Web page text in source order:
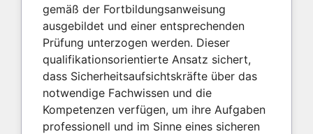
gemäß der Fortbildungsanweisung
ausgebildet und einer entsprechenden
Prüfung unterzogen werden. Dieser
qualifikationsorientierte Ansatz sichert,
dass Sicherheitsaufsichtskräfte über das
notwendige Fachwissen und die
Kompetenzen verfügen, um ihre Aufgaben
professionell und im Sinne eines sicheren